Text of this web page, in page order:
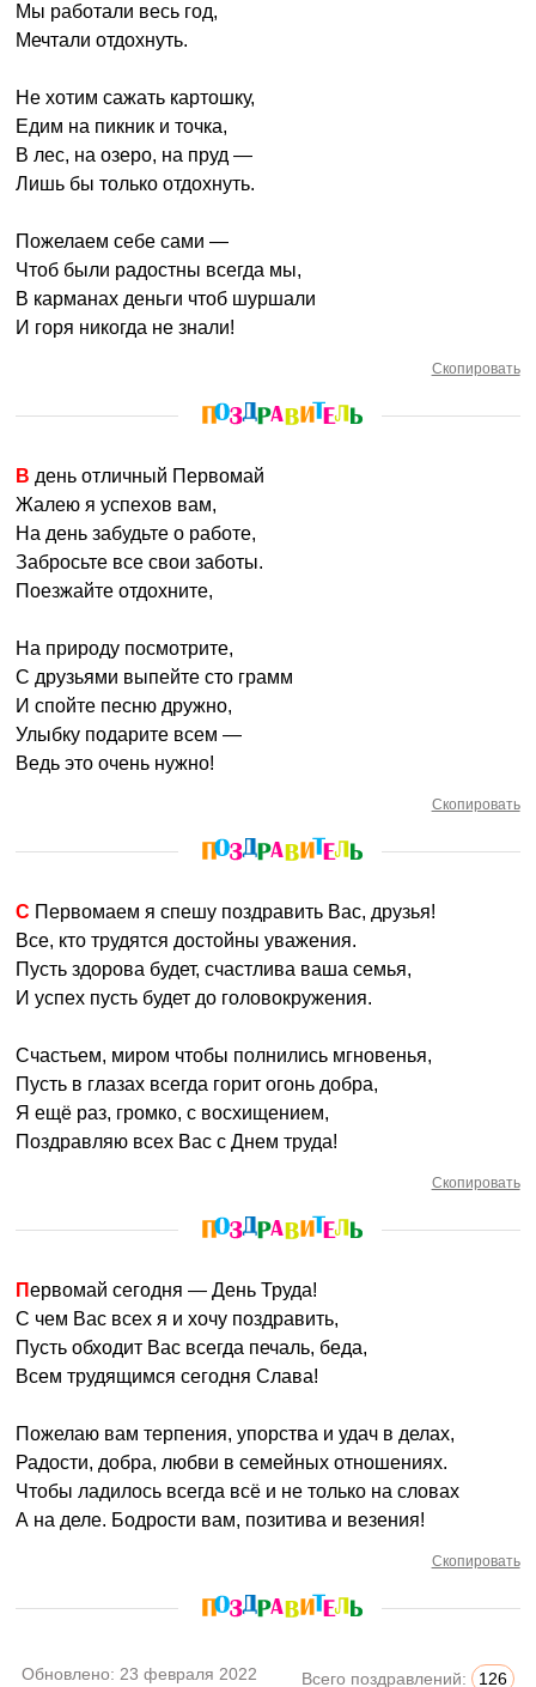
Мы работали весь год,
Мечтали отдохнуть.
Не хотим сажать картошку,
Едим на пикник и точка,
В лес, на озеро, на пруд —
Лишь бы только отдохнуть.
Пожелаем себе сами —
Чтоб были радостны всегда мы,
В карманах деньги чтоб шуршали
И горя никогда не знали!
Скопировать
В день отличный Первомай
Жалею я успехов вам,
На день забудьте о работе,
Забросьте все свои заботы.
Поезжайте отдохните,
На природу посмотрите,
С друзьями выпейте сто грамм
И спойте песню дружно,
Улыбку подарите всем —
Ведь это очень нужно!
Скопировать
С Первомаем я спешу поздравить Вас, друзья!
Все, кто трудятся достойны уважения.
Пусть здорова будет, счастлива ваша семья,
И успех пусть будет до головокружения.
Счастьем, миром чтобы полнились мгновенья,
Пусть в глазах всегда горит огонь добра,
Я ещё раз, громко, с восхищением,
Поздравляю всех Вас с Днем труда!
Скопировать
Первомай сегодня — День Труда!
С чем Вас всех я и хочу поздравить,
Пусть обходит Вас всегда печаль, беда,
Всем трудящимся сегодня Слава!
Пожелаю вам терпения, упорства и удач в делах,
Радости, добра, любви в семейных отношениях.
Чтобы ладилось всегда всё и не только на словах
А на деле. Бодрости вам, позитива и везения!
Скопировать
Обновлено: 23 февраля 2022 Всего поздравлений: 126